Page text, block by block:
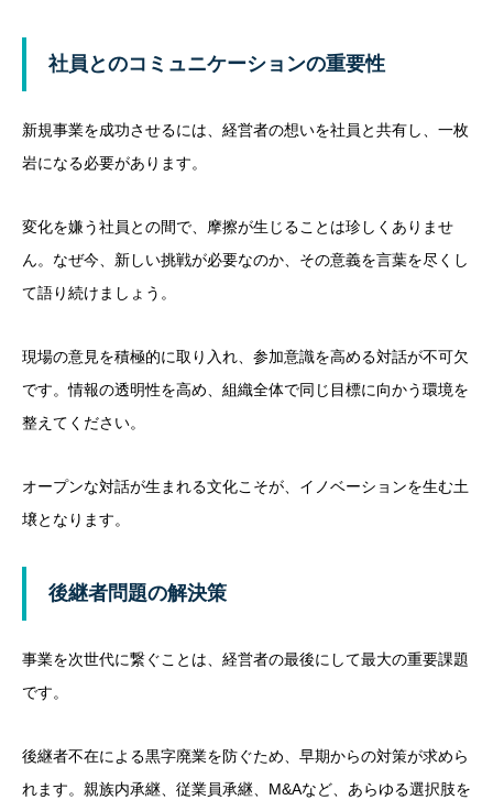
社員とのコミュニケーションの重要性
新規事業を成功させるには、経営者の想いを社員と共有し、一枚
岩になる必要があります。
変化を嫌う社員との間で、摩擦が生じることは珍しくありませ
ん。なぜ今、新しい挑戦が必要なのか、その意義を言葉を尽くし
て語り続けましょう。
現場の意見を積極的に取り入れ、参加意識を高める対話が不可欠
です。情報の透明性を高め、組織全体で同じ目標に向かう環境を
整えてください。
オープンな対話が生まれる文化こそが、イノベーションを生む土
壌となります。
後継者問題の解決策
事業を次世代に繋ぐことは、経営者の最後にして最大の重要課題
です。
後継者不在による黒字廃業を防ぐため、早期からの対策が求めら
れます。親族内承継、従業員承継、M&Aなど、あらゆる選択肢を